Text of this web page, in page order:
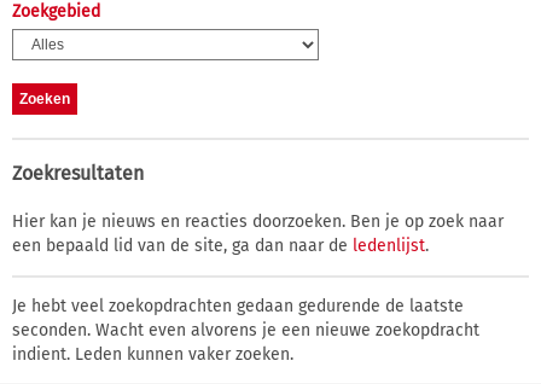
Zoekgebied
Zoekresultaten
Hier kan je nieuws en reacties doorzoeken. Ben je op zoek naar
een bepaald lid van de site, ga dan naar de ledenlijst.
Je hebt veel zoekopdrachten gedaan gedurende de laatste
seconden. Wacht even alvorens je een nieuwe zoekopdracht
indient. Leden kunnen vaker zoeken.